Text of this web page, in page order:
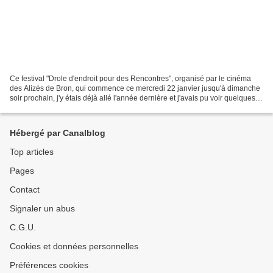
Ce festival "Drole d'endroit pour des Rencontres", organisé par le cinéma
des Alizés de Bron, qui commence ce mercredi 22 janvier jusqu'à dimanche
soir prochain, j'y étais déjà allé l'année dernière et j'avais pu voir quelques
Hébergé par Canalblog
Top articles
Pages
Contact
Signaler un abus
C.G.U.
Cookies et données personnelles
Préférences cookies